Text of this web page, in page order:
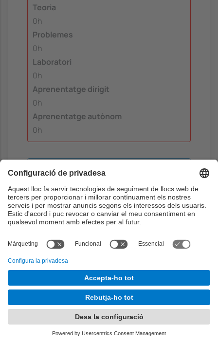
Teoria
0h
Problemes
0h
Laboratori
0h
Aprenentatge dirigit
0h
Aprenentatge autònom
0h
Determinació de requisits
1) Participar activament en una classe de
teoria, on s'explica quins són els mètodes
principals per a determinar els requisits i
Durant la setmana, l'estudiant realitza un
exercici sobre casos d'ús i el presenta via
Atenea (2 hores) (3) Realitzar la tasca
encomanada pel grup, que tractarà dels
requisits funcioanls i dels casos d'ús (3,5
hores). (4) Participar activament en la
reunió del grup, que es centrarà en els
requisits funcionals i casos d'ús (2 hores).